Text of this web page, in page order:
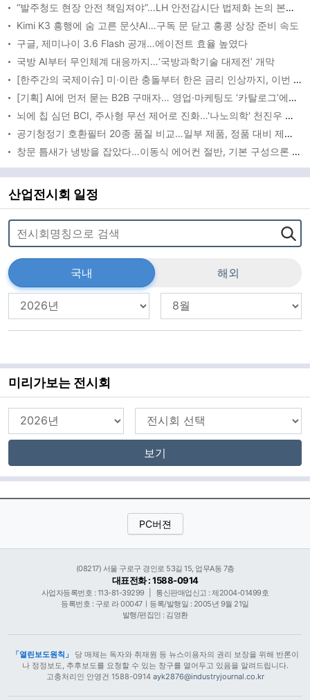
“발주청도 현장 안전 책임져야”…LH 안전감시단 법제화 논의 본격화
Kimi K3 흥행에 숨 고른 문샷AI…구독 문 닫고 홍콩 상장 준비 속도
구글, 제미나이 3.6 Flash 공개…에이전트 효율 높였다
국방 AI부터 무인체계 대응까지…‘국방과학기술 대제전’ 개막
[한주간의 국제이슈] 미·이란 충돌부터 한은 금리 인상까지, 이번 주 글로벌 변수 총집합
[기획] AI에 먼저 묻는 B2B 구매자… 영업·마케팅도 ‘카탈로그’에서 ‘AEO’로
뇌에 칩 심던 BCI, 주사형 무선 제어로 진화…'나노의학' 천진우 교수 최고과학기술인상
공기청정기 호환필터 20종 품질 비교…일부 제품, 정품 대비 제거성능 떨어져
창문 틈새가 냉방을 잡았다…이동식 에어컨 절반, 기본 구성으론 ‘버거운 24도’
산업전시회 일정
국내 해외
미리가보는 전시회
보기
PC버젼
(08217) 서울 구로구 경인로 53길 15, 업무A동 7층
대표전화 : 1588-0914
사업자등록번호 : 113-81-39299
통신판매업신고 : 제2004-01499호
등록번호 : 구로 라 00047ㅣ등록/발행일 : 2005년 9월 21일
발행/편집인 : 김영환
「열린보도원칙」
당 매체는 독자와 취재원 등 뉴스이용자의 권리 보장을 위해 반론이
나 정정보도, 추후보도를 요청할 수 있는 창구를 열어두고 있음을 알려드립니다.
고충처리인 안영건 1588-0914 ayk2876@industryjournal.co.kr